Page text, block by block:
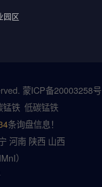
园区
蒙ICP备20003258号
锰铁 低碳锰铁
条询盘信息！
河南 陕西 山西
）